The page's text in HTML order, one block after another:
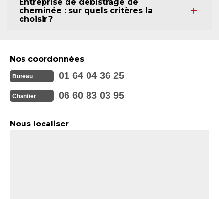
Entreprise de débistrage de
cheminée : sur quels critères la
choisir ?
Nos coordonnées
Bureau 01 64 04 36 25
Chantier 06 60 83 03 95
Nous localiser